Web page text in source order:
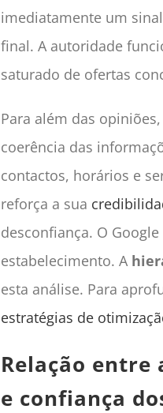
imediatamente um
final. A autoridade
saturado de ofertas
Para além das
coerência das
contactos, horários e
reforça a sua
desconfiança. O
estabelecimento. A
esta análise. Para
estratégias de
Relação
e confiança